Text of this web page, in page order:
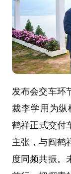
发布会交车环
裁李学用为纵
鹤祥正式交付
主张，与阎鹤
度同频共振。